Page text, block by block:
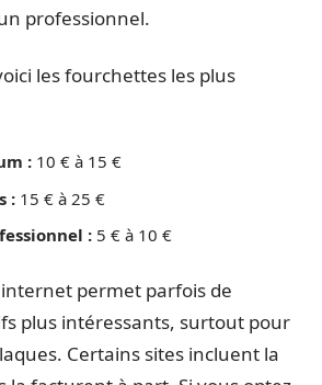
professionnel.
les fourchettes les plus
: 10 € à 15 €
: 15 € à 25 €
: 5 € à 10 €
permet parfois de
plus intéressants, surtout pour
Certains sites incluent la